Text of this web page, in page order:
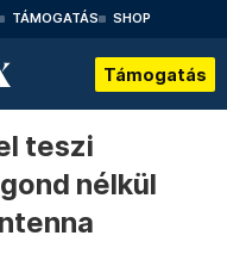
TÁMOGATÁS SHOP
Támogatás
teszi
nélkül